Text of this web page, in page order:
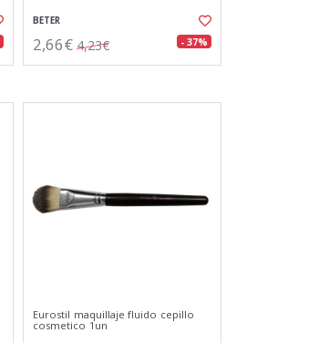
BETER
2,66€ 4,23€ - 37%
Eurostil maquillaje fluido cepillo
cosmetico 1un